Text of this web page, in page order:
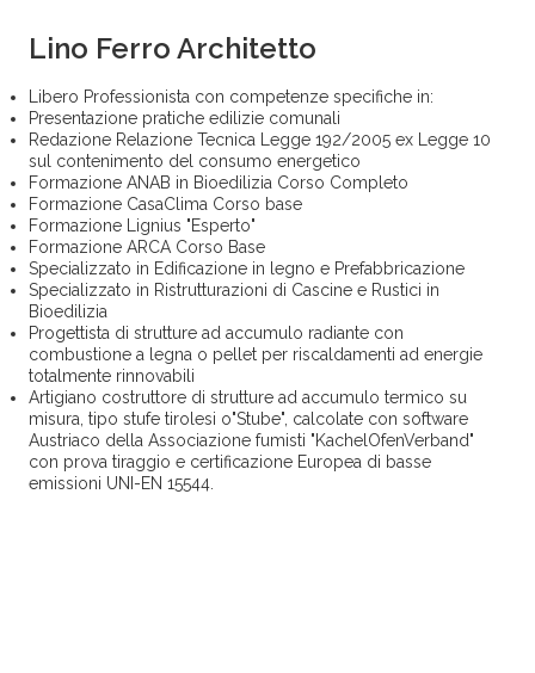
Lino Ferro Architetto
Libero Professionista con competenze specifiche in:
Presentazione pratiche edilizie comunali
Redazione Relazione Tecnica Legge 192/2005 ex Legge 10
sul contenimento del consumo energetico
Formazione ANAB in Bioedilizia Corso Completo
Formazione CasaClima Corso base
Formazione Lignius "Esperto"
Formazione ARCA Corso Base
Specializzato in Edificazione in legno e Prefabbricazione
Specializzato in Ristrutturazioni di Cascine e Rustici in
Bioedilizia
Progettista di strutture ad accumulo radiante con
combustione a legna o pellet per riscaldamenti ad energie
totalmente rinnovabili
Artigiano costruttore di strutture ad accumulo termico su
misura, tipo stufe tirolesi o"Stube", calcolate con software
Austriaco della Associazione fumisti "KachelOfenVerband"
con prova tiraggio e certificazione Europea di basse
emissioni UNI-EN 15544.